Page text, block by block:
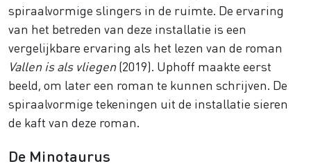
spiraalvormige slingers in de ruimte. De ervaring
van het betreden van deze installatie is een
vergelijkbare ervaring als het lezen van de roman
Vallen is als vliegen(2019). Uphoff maakte eerst
beeld, om later een roman te kunnen schrijven. De
spiraalvormige tekeningen uit de installatie sieren
de kaft van deze roman.
De Minotaurus